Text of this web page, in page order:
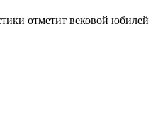
отметит вековой юбилей